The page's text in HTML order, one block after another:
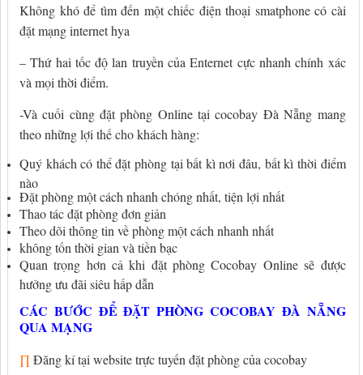
Không khó để tìm đến một chiếc điện thoại smatphone có cài
đặt mạng internet hya
– Thứ hai tốc độ lan truyền của Enternet cực nhanh chính xác
và mọi thời điểm.
-Và cuối cùng đặt phòng Online tại cocobay Đà Nẵng mang
theo những lợi thế cho khách hàng:
Quý khách có thể đặt phòng tại bất kì nơi đâu, bất kì thời điểm
nào
Đặt phòng một cách nhanh chóng nhất, tiện lợi nhất
Thao tác đặt phòng đơn giản
Theo dõi thông tin về phòng một cách nhanh nhất
không tốn thời gian và tiền bạc
Quan trọng hơn cả khi đặt phòng Cocobay Online sẽ được
hưởng ưu đãi siêu hấp dẫn
CÁC BƯỚC ĐỂ ĐẶT PHÒNG COCOBAY ĐÀ NẴNG
QUA MẠNG
∏Đăng kí tại website trực tuyến đặt phòng của cocobay